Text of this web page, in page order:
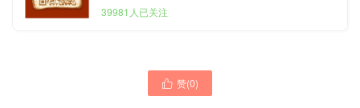
39981人已关注
 赞(0)
羅意威包包 LOEWE Puzzle